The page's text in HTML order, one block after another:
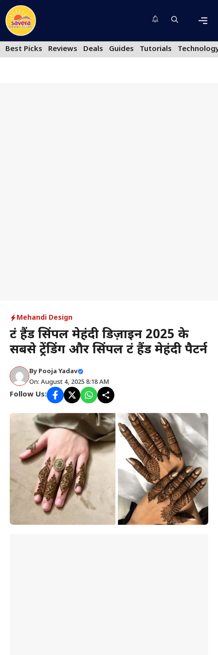
Skip
to
content
Best Picks
Reviews Deals Guides Tutorials
Mehandi Design
फ्रंट हैंड सिंपल मेहंदी डिज़ाइन 2025 के
सबसे ट्रेंडिंग और सिंपल फ्रंट हैंड मेहंदी पैटर्न
By Pooja Yadav
On: August 4, 2025 8:18 AM
Follow Us: